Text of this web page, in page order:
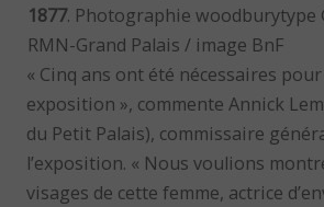
1877. Photographie woodburytype
RMN-Grand Palais / image BnF
« Cinq ans ont été nécessaires
exposition », commente Annick
du Petit Palais), commissaire
l’exposition. « Nous voulions
visages de cette femme, actrice